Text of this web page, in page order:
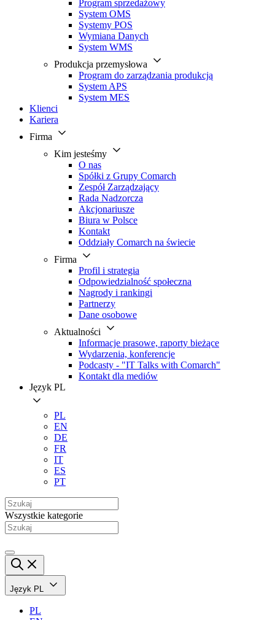
Program sprzedażowy
System OMS
Systemy POS
Wymiana Danych
System WMS
Produkcja przemysłowa
Program do zarządzania produkcją
System APS
System MES
Klienci
Kariera
Firma
Kim jesteśmy
O nas
Spółki z Grupy Comarch
Zespół Zarządzający
Rada Nadzorcza
Akcjonariusze
Biura w Polsce
Kontakt
Oddziały Comarch na świecie
Firma
Profil i strategia
Odpowiedzialność społeczna
Nagrody i rankingi
Partnerzy
Dane osobowe
Aktualności
Informacje prasowe, raporty bieżące
Wydarzenia, konferencje
Podcasty - "IT Talks with Comarch"
Kontakt dla mediów
Język PL
PL
EN
DE
FR
IT
ES
PT
Wszystkie kategorie
Język PL
PL